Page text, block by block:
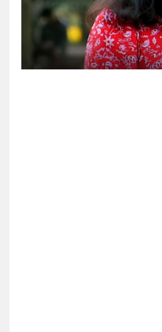
ন্যারেটিভ’ পুরনো রাজনীতি :